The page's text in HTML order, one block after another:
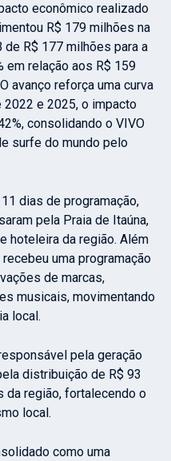
econômico realizado
R$ 179 milhões na
R$ 177 milhões para a
em relação aos R$ 159
avanço reforça uma curva
e 2025, o impacto
consolidando o VIVO
surfe do mundo pelo
dias de programação,
pela Praia de Itaúna,
hoteleira da região. Além
uma programação
de marcas,
musicais, movimentando
local.
pela geração
distribuição de R$ 93
da região, fortalecendo o
local.
como uma